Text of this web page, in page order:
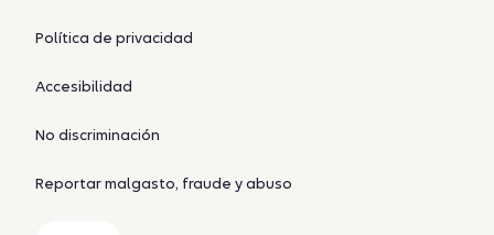
Política de privacidad
Accesibilidad
No discriminación
Reportar malgasto, fraude y abuso